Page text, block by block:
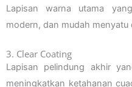
Lapisan warna utama
modern, dan mudah
3. Clear Coating
Lapisan pelindung akhir
meningkatkan ketahanan